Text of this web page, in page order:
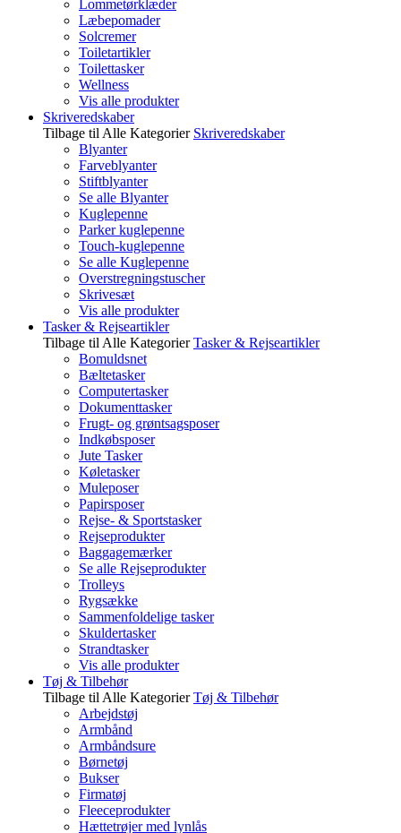
Lommetørklæder
Læbepomader
Solcremer
Toiletartikler
Toilettasker
Wellness
Vis alle produkter
Skriveredskaber
Tilbage til Alle Kategorier Skriveredskaber
Blyanter
Farveblyanter
Stiftblyanter
Se alle Blyanter
Kuglepenne
Parker kuglepenne
Touch-kuglepenne
Se alle Kuglepenne
Overstregningstuscher
Skrivesæt
Vis alle produkter
Tasker & Rejseartikler
Tilbage til Alle Kategorier Tasker & Rejseartikler
Bomuldsnet
Bæltetasker
Computertasker
Dokumenttasker
Frugt- og grøntsagsposer
Indkøbsposer
Jute Tasker
Køletasker
Muleposer
Papirsposer
Rejse- & Sportstasker
Rejseprodukter
Baggagemærker
Se alle Rejseprodukter
Trolleys
Rygsække
Sammenfoldelige tasker
Skuldertasker
Strandtasker
Vis alle produkter
Tøj & Tilbehør
Tilbage til Alle Kategorier Tøj & Tilbehør
Arbejdstøj
Armbånd
Armbåndsure
Børnetøj
Bukser
Firmatøj
Fleeceprodukter
Hættetrøjer med lynlås